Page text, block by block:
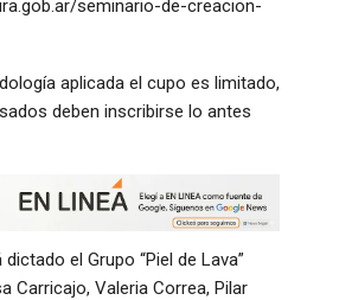
seminario-de-creacion-
aplicada el cupo es limitado,
deben inscribirse lo antes
el Grupo “Piel de Lava”
Carricajo, Valeria Correa, Pilar